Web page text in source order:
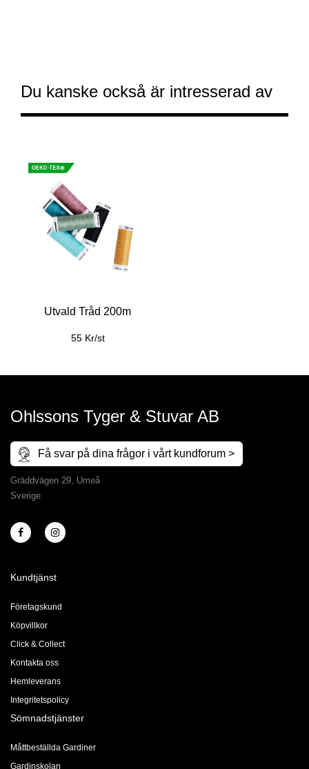
Du kanske också är intresserad av
Utvald Tråd 200m
55 Kr/st
Ohlssons Tyger & Stuvar AB
Få svar på dina frågor i vårt kundforum >
Gräddvägen 29, Umeå
Sverige
Kundtjänst
Företagskund
Köpvillkor
Click & Collect
Kontakta oss
Hemleverans
Integritetspolicy
Sömnadstjänster
Måttbeställda Gardiner
Gardinskolan